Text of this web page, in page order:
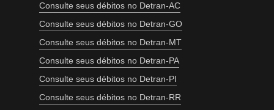
Consulte seus débitos no Detran-AC
Consulte seus débitos no Detran-GO
Consulte seus débitos no Detran-MT
Consulte seus débitos no Detran-PA
Consulte seus débitos no Detran-PI
Consulte seus débitos no Detran-RR